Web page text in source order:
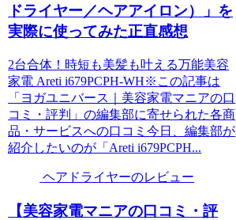
ドライヤー／ヘアアイロン）」を
実際に使ってみた正直感想
2台合体！時短も美髪も叶える万能美容
家電 Areti i679PCPH-WH※この記事は
「ヨガユニバース｜美容家電マニアの口
コミ・評判」の編集部に寄せられた各商
品・サービスへの口コミ今日、編集部が
紹介したいのが「Areti i679PCPH...
ヘアドライヤーのレビュー
【美容家電マニアの口コミ・評